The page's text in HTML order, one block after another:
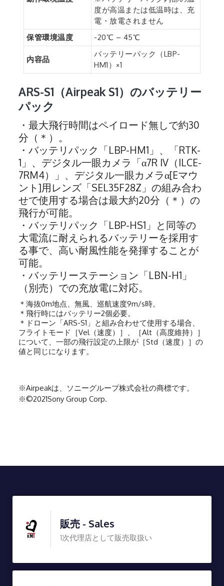
度が高温または低温時は、充
電・放電されません
保管環境温度
-20℃ – 45℃
内容品
バッテリーパック（LBP-
HM1）×1
ARS-S1（Airpeak S1）のバッテリー
パック
・最大飛行時間はペイロード無しで約30
分（＊）。
・バッテリパック「LBP-HM1」、「RTK-
1」、デジタル一眼カメラ「α7R IV（ILCE-
7RM4）」、デジタル一眼カメラα[Eマウ
ント]用レンズ「SEL35F28Z」の組み合わ
せで使用する場合は最大約20分（＊）の
飛行が可能。
・バッテリパック「LBP-HS1」と同等の
大電流に耐えられるバッテリーを採用す
る事で、高い耐風性能を発揮することが
可能。
・バッテリーステーション「LBN-H1」
（別売）での充放電に対応。
＊海抜0m地点、無風、巡航速度9m/s時。
＊飛行時にはバッテリー2個必要。
＊ドローン「ARS-S1」と組み合わせて使用する場合、
フライトモード［Vel（速度）］、［Alt（高度維持）］
について、一部の飛行設定の上限が［Std（速度）］の
値と同じになります。
※Airpeakは、ソニーグループ株式会社の商標です。
※©2021Sony Group Corp.
販売 - Sales
1次代理店として販売取扱い